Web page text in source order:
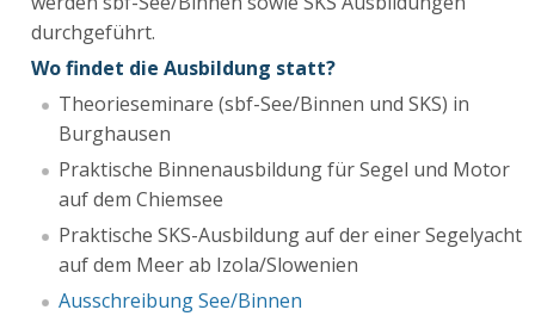
durchgeführt.
Wo findet die Ausbildung statt?
Theorieseminare (sbf-See/Binnen und SKS) in
Burghausen
Praktische Binnenausbildung für Segel und Motor
auf dem Chiemsee
Praktische SKS-Ausbildung auf der einer Segelyacht
auf dem Meer ab Izola/Slowenien
Ausschreibung See/Binnen